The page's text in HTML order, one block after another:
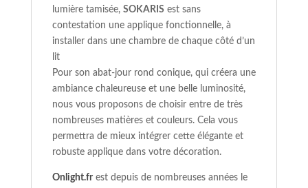
lumière tamisée, SOKARIS est sans
contestation une applique fonctionnelle, à
installer dans une chambre de chaque côté d’un
lit
Pour son abat-jour rond conique, qui créera une
ambiance chaleureuse et une belle luminosité,
nous vous proposons de choisir entre de très
nombreuses matières et couleurs. Cela vous
permettra de mieux intégrer cette élégante et
robuste applique dans votre décoration.
Onlight.frest depuis de nombreuses années le